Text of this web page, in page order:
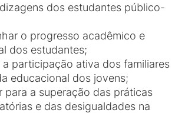
dos estudantes público-
o progresso acadêmico e
dos estudantes;
a participação ativa dos familiares
educacional dos jovens;
para a superação das práticas
e das desigualdades na